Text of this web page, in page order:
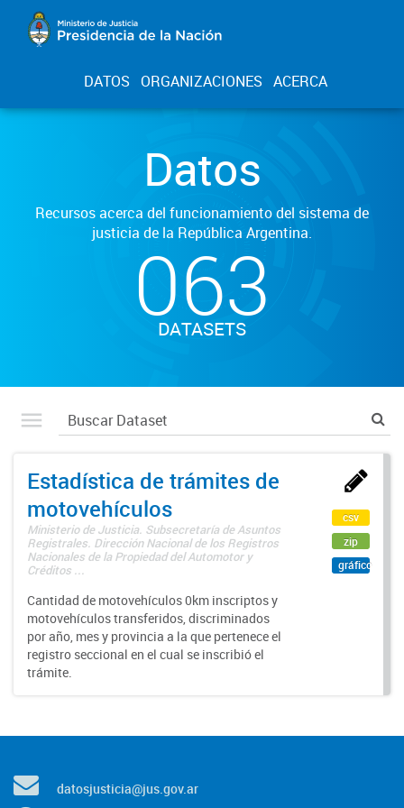
DATOS ORGANIZACIONES ACERCA
Datos
Recursos acerca del funcionamiento del sistema de
justicia de la República Argentina.
063
DATASETS
Estadística de trámites de
motovehículos
Ministerio de Justicia. Subsecretaría de Asuntos
Registrales. Dirección Nacional de los Registros
Nacionales de la Propiedad del Automotor y
Créditos ...
Cantidad de motovehículos 0km inscriptos y
motovehículos transferidos, discriminados
por año, mes y provincia a la que pertenece el
registro seccional en el cual se inscribió el
trámite.
csv
zip
gráfico
datosjusticia@jus.gov.ar